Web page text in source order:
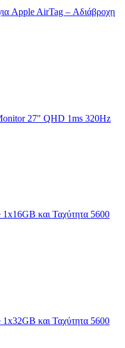
Apple AirTag – Αδιάβροχη
27" QHD 1ms 320Hz
και Ταχύτητα 5600
και Ταχύτητα 5600